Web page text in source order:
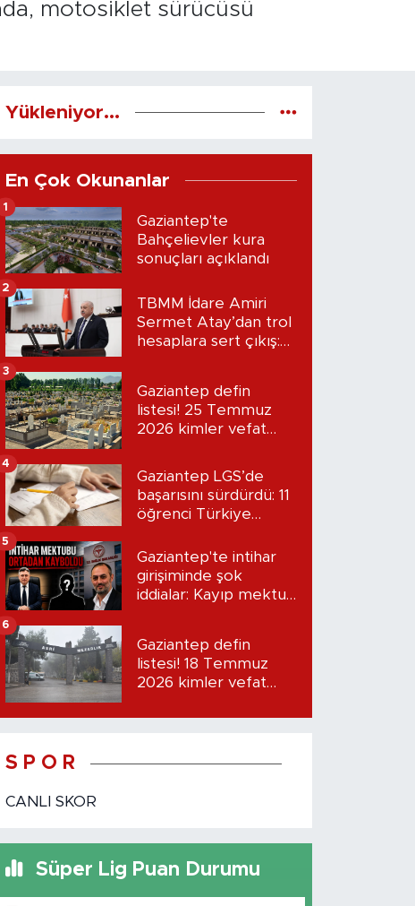
motosiklet sürücüsü
Yükleniyor...
En Çok Okunanlar
Gaziantep'te
Bahçelievler kura
sonuçları açıklandı
1
TBMM İdare Amiri
Sermet Atay’dan trol
hesaplara sert çıkış:
2
Gaziantep defin
listesi! 25 Temmuz
2026 kimler vefat
3
Gaziantep LGS’de
başarısını sürdürdü: 11
öğrenci Türkiye
4
Gaziantep'te intihar
girişiminde şok
iddialar: Kayıp mektup
5
Gaziantep defin
listesi! 18 Temmuz
2026 kimler vefat
6
S P O R
CANLI SKOR
Süper Lig Puan Durumu